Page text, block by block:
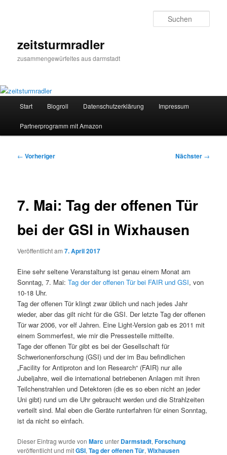
zeitsturmradler
zusammengewürfeltes aus darmstadt
Start Blogroll Datenschutzerklärung Impressum
Partnerprogramm mit Amazon
Beitragsnavigation
← Vorheriger Nächster →
7. Mai: Tag der offenen Tür
bei der GSI in Wixhausen
Veröffentlicht am7. April 2017
Eine sehr seltene Veranstaltung ist genau einem Monat am
Sonntag, 7. Mai:Tag der der offenen Tür bei FAIR und GSI, von
10-18 Uhr.
Tag der offenen Tür klingt zwar üblich und nach jedes Jahr
wieder, aber das gilt nicht für die GSI. Der letzte Tag der offenen
Tür war 2006, vor elf Jahren. Eine Light-Version gab es 2011 mit
einem Sommerfest, wie mir die Pressestelle mitteilte.
Tage der offenen Tür gibt es bei der Gesellschaft für
Schwerionenforschung (GSI) und der im Bau befindlichen
„Facility for Antiproton and Ion Research“ (FAIR) nur alle
Jubeljahre, weil die international betriebenen Anlagen mit ihren
Teilchenstrahlen und Detektoren (die es so eben nicht an jeder
Uni gibt) rund um die Uhr gebraucht werden und die Strahlzeiten
verteilt sind. Mal eben die Geräte runterfahren für einen Sonntag,
ist da nicht so einfach.
Dieser Eintrag wurde vonMarcunter Darmstadt,Forschung
veröffentlicht und mitGSI,Tag der offenen Tür,Wixhausen